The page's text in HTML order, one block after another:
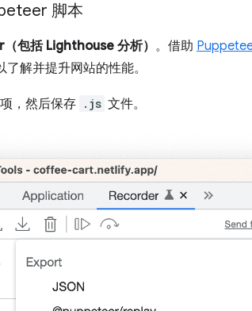
脚本
包括 Lighthouse 分析） 。借助
了解并提升网站的性能。
，然后保存 .js 文件。